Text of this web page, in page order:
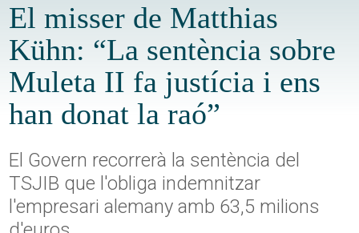
El misser de Matthias
Kühn: “La sentència sobre
Muleta II fa justícia i ens
han donat la raó”
El Govern recorrerà la sentència del
TSJIB que l'obliga indemnitzar
l'empresari alemany amb 63,5 milions